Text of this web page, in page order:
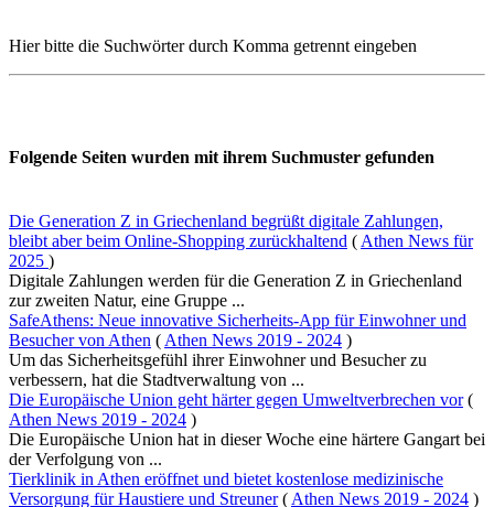
Hier bitte die Suchwörter durch Komma getrennt eingeben
Folgende Seiten wurden mit ihrem Suchmuster gefunden
Die Generation Z in Griechenland begrüßt digitale Zahlungen,
bleibt aber beim Online-Shopping zurückhaltend ( Athen News für
2025 )
Digitale Zahlungen werden für die Generation Z in Griechenland
zur zweiten Natur, eine Gruppe ...
SafeAthens: Neue innovative Sicherheits-App für Einwohner und
Besucher von Athen ( Athen News 2019 - 2024 )
Um das Sicherheitsgefühl ihrer Einwohner und Besucher zu
verbessern, hat die Stadtverwaltung von ...
Die Europäische Union geht härter gegen Umweltverbrechen vor(
Athen News 2019 - 2024 )
Die Europäische Union hat in dieser Woche eine härtere Gangart bei
der Verfolgung von ...
Tierklinik in Athen eröffnet und bietet kostenlose medizinische
Versorgung für Haustiere und Streuner( Athen News 2019 - 2024 )